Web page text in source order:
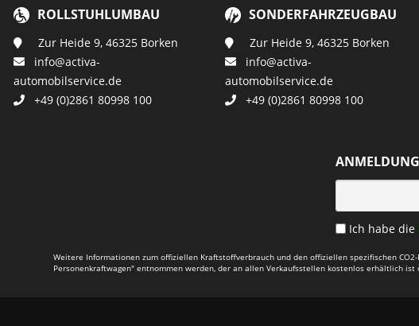
ROLLSTUHLUMBAU
Zur Heide 9, 46325 Borken
info@activa-
automobilservice.de
+49 (0)2861 80998 100
SONDERFAHRZEUGBAU
Zur Heide 9, 46325 Borken
info@activa-
automobilservice.de
+49 (0)2861 80998 100
Ich habe die
Weitere Informationen zum offiziellen Kraftstoffverbrauch und den offiziellen spezifischen
Personenkraftwagen" entnommen werden, der an allen Verkaufsstellen kostenlos erhältlich ist